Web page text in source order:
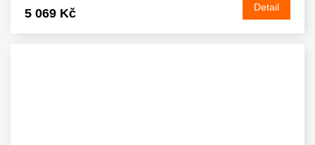
5 069 Kč Detail